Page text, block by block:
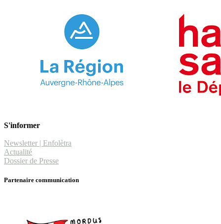
S'informer
Newsletter | Enfolètra
Actualité
Dossier de Presse
Partenaire communication